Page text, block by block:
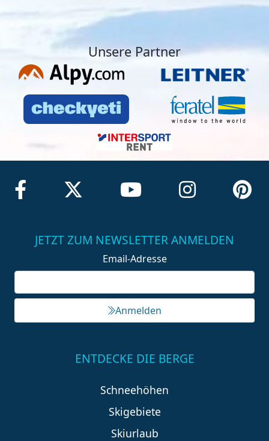
Unsere Partner
JETZT ZUM NEWSLETTER ANMELDEN
Email-Adresse
Anmelden
ENTDECKE DIE BERGE
Schneehöhen
Skigebiete
Skiurlaub